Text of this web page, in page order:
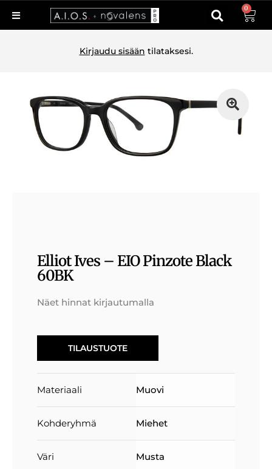
0
Kirjaudu sisään tilataksesi.
Elliot Ives – EIO Pinzote Black
60BK
Näet hinnat kirjautumalla
TILAUSTUOTE
Materiaali Muovi
Kohderyhmä Miehet
Väri Musta